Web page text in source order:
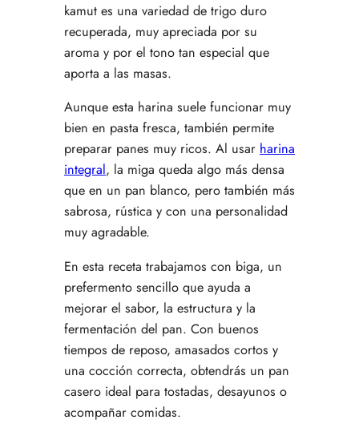
kamut es una variedad de trigo duro
recuperada, muy apreciada por su
aroma y por el tono tan especial que
aporta a las masas.
Aunque esta harina suele funcionar muy
bien en pasta fresca, también permite
preparar panes muy ricos. Al usar harina
integral, la miga queda algo más densa
que en un pan blanco, pero también más
sabrosa, rústica y con una personalidad
muy agradable.
En esta receta trabajamos con biga, un
prefermento sencillo que ayuda a
mejorar el sabor, la estructura y la
fermentación del pan. Con buenos
tiempos de reposo, amasados cortos y
una cocción correcta, obtendrás un pan
casero ideal para tostadas, desayunos o
acompañar comidas.